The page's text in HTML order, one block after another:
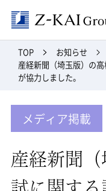
TOP
お知らせ
産経新聞（埼玉版）の
が協力しました。
メディア掲載
産経新聞
試に関する